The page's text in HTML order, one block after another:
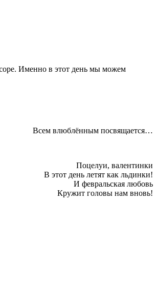
Именно в этот день мы можем
Всем влюблённым посвящается…
Поцелуи, валентинки
В этот день летят как льдинки!
И февральская любовь
Кружит головы нам вновь!